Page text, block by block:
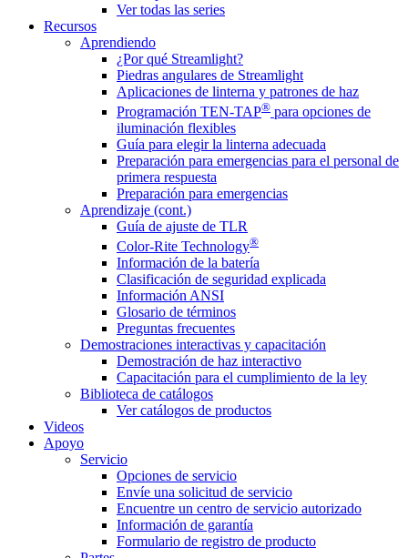
Ver todas las series
Recursos
Aprendiendo
¿Por qué Streamlight?
Piedras angulares de Streamlight
Aplicaciones de linterna y patrones de haz
Programación TEN-TAP® para opciones de
iluminación flexibles
Guía para elegir la linterna adecuada
Preparación para emergencias para el personal de
primera respuesta
Preparación para emergencias
Aprendizaje (cont.)
Guía de ajuste de TLR
Color-Rite Technology®
Información de la batería
Clasificación de seguridad explicada
Información ANSI
Glosario de términos
Preguntas frecuentes
Demostraciones interactivas y capacitación
Demostración de haz interactivo
Capacitación para el cumplimiento de la ley
Biblioteca de catálogos
Ver catálogos de productos
Videos
Apoyo
Servicio
Opciones de servicio
Envíe una solicitud de servicio
Encuentre un centro de servicio autorizado
Información de garantía
Formulario de registro de producto